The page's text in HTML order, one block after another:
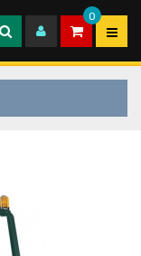
0